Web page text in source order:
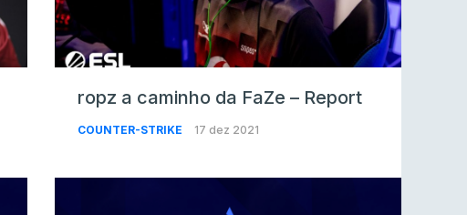
ropz a caminho da FaZe – Report
COUNTER-STRIKE 17 dez 2021